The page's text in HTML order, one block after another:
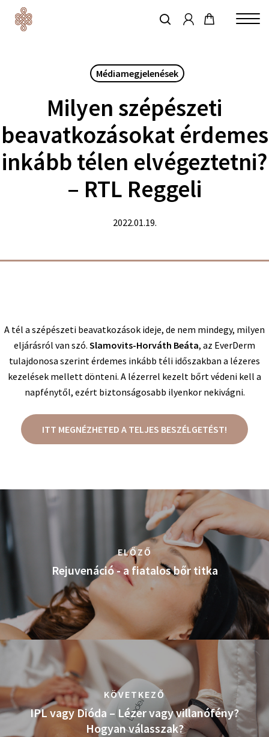
keresés
Médiamegjelenések
Milyen szépészeti
beavatkozásokat érdemes
inkább télen elvégeztetni?
– RTL Reggeli
2022.01.19.
A tél a szépészeti beavatkozások ideje, de nem mindegy, milyen
eljárásról van szó. Slamovits-Horváth Beáta, az EverDerm
tulajdonosa szerint érdemes inkább téli időszakban a lézeres
kezelések mellett dönteni. A lézerrel kezelt bőrt védeni kell a
napfénytől, ezért biztonságosabb ilyenkor nekivágni.
ITT MEGNÉZHETED A TELJES BESZÉLGETÉST!
ELŐZŐ
Rejuvenáció - a fiatalos bőr titka
KÖVETKEZŐ
IPL vagy Dióda – Lézer vagy villanófény?
Hogyan válasszak?